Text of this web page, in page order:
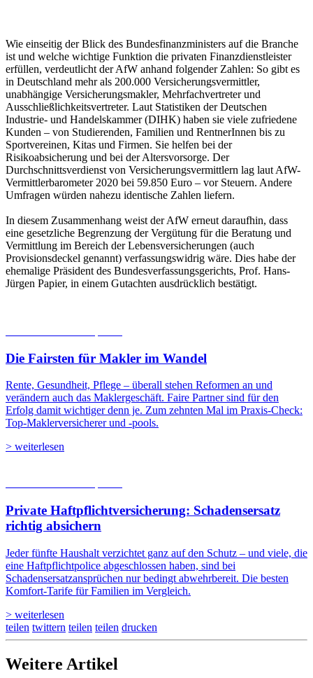
Wie einseitig der Blick des Bundesfinanzministers auf die Branche
ist und welche wichtige Funktion die privaten Finanzdienstleister
erfüllen, verdeutlicht der AfW anhand folgender Zahlen: So gibt es
in Deutschland mehr als 200.000 Versicherungsvermittler,
unabhängige Versicherungsmakler, Mehrfachvertreter und
Ausschließlichkeitsvertreter. Laut Statistiken der Deutschen
Industrie- und Handelskammer (DIHK) haben sie viele zufriedene
Kunden – von Studierenden, Familien und RentnerInnen bis zu
Sportvereinen, Kitas und Firmen. Sie helfen bei der
Risikoabsicherung und bei der Altersvorsorge. Der
Durchschnittsverdienst von Versicherungsvermittlern lag laut AfW-
Vermittlerbarometer 2020 bei 59.850 Euro – vor Steuern. Andere
Umfragen würden nahezu identische Zahlen liefern.
In diesem Zusammenhang weist der AfW erneut daraufhin, dass
eine gesetzliche Begrenzung der Vergütung für die Beratung und
Vermittlung im Bereich der Lebensversicherungen (auch
Provisionsdeckel genannt) verfassungswidrig wäre. Dies habe der
ehemalige Präsident des Bundesverfassungsgerichts, Prof. Hans-
Jürgen Papier, in einem Gutachten ausdrücklich bestätigt.
Die Fairsten für Makler im Wandel
Rente, Gesundheit, Pflege – überall stehen Reformen an und
verändern auch das Maklergeschäft. Faire Partner sind für den
Erfolg damit wichtiger denn je. Zum zehnten Mal im Praxis-Check:
Top-Maklerversicherer und -pools.
> weiterlesen
Private Haftpflicht­versicherung: Schadensersatz
richtig absichern
Jeder fünfte Haushalt verzichtet ganz auf den Schutz – und viele, die
eine Haftpflichtpolice abgeschlossen haben, sind bei
Schadensersatzansprüchen nur bedingt abwehrbereit. Die besten
Komfort-Tarife für Familien im Vergleich.
> weiterlesen
teilen twittern teilen teilen drucken
Weitere Artikel